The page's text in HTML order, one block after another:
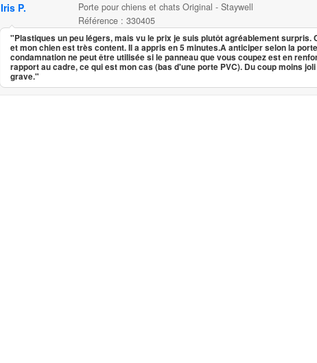
Iris P.
Porte pour chiens et chats Original - Staywell
Référence : 330405
"Plastiques un peu légers, mais vu le prix je suis plutôt agréablement surpris.
et mon chien est très content. Il a appris en 5 minutes.A anticiper selon la
condamnation ne peut être utilisée si le panneau que vous coupez est en
rapport au cadre, ce qui est mon cas (bas d'une porte PVC). Du coup moins
grave."